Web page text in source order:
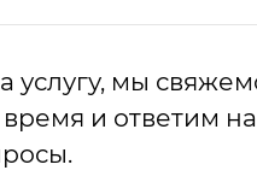
услугу, мы
и ответим